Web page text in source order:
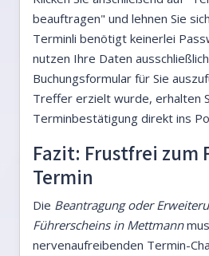
beauftragen" und lehnen Sie
Terminli benötigt keinerlei
nutzen Ihre Daten
Buchungsformular für Sie
Treffer erzielt wurde, erhalten
Terminbestätigung direkt ins
Fazit: Frustfrei zum
Termin
Die Beantragung oder
Führerscheins in Mettmann
nervenaufreibenden Termin-